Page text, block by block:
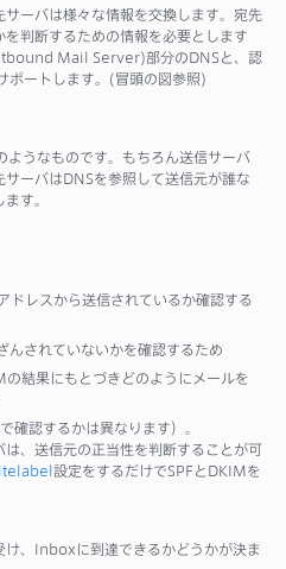
ーバは様々な情報を交換します。宛先
判断するための情報を必要とします
Mail Server)部分のDNSと、認
ートします。(冒頭の図参照)
ようなものです。もちろん送信サーバ
ーバはDNSを参照して送信元が誰な
す。
ドレスから送信されているか確認する
んされていないかを確認するため
の結果にもとづきどのようにメールを
確認するかは異なります）。
、送信元の正当性を判断することが可
設定をするだけでSPFとDKIMを
、Inboxに到達できるかどうかが決ま